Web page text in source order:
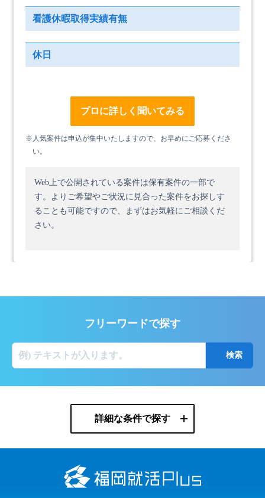
看護休暇取得実績有無
休日
プロに詳しく聞いてみる
※人気案件は申込が集中いたしますので、お早めにご応募くださ
い。
Web上で公開されている案件は保有案件の一部で
す。 よりご希望やご状況に見合った案件をお探しす
ることも可能ですので、まずはお気軽にご相談くだ
さい。
フリーワードで探す
詳細な条件で探す